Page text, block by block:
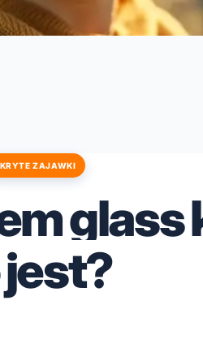
ZAJAWKI
glass